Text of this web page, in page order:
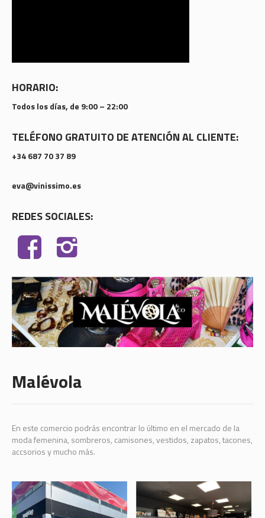
HORARIO:
Todos los días, de 9:00 – 22:00
TELÉFONO GRATUITO DE ATENCIÓN AL CLIENTE:
+34 687 70 37 89
eva@vinissimo.es
REDES SOCIALES:
Malévola
En este comercio podrás encontrar lo último en el mercado de la
moda femenina, sombreros, camisones, vestidos, zapatos, tacones,
accsorios y mucho más.